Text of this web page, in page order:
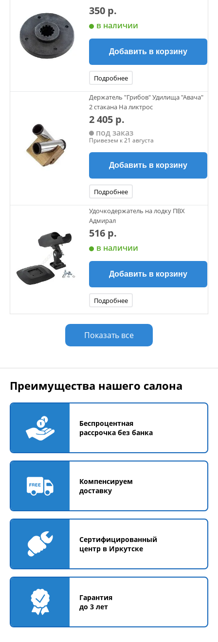
350 р.
в наличии
Добавить в корзину
Подробнее
Держатель "Грибов" Удилища "Авача"
2 стакана На ликтрос
2 405 р.
под заказ
Привезем к 21 августа
Добавить в корзину
Подробнее
Удочкодержатель на лодку ПВХ
Адмирал
516 р.
в наличии
Добавить в корзину
Подробнее
Показать все
Преимущества нашего салона
Беспроцентная
рассрочка без банка
Компенсируем
доставку
Сертифицированный
центр в Иркутске
Гарантия
до 3 лет